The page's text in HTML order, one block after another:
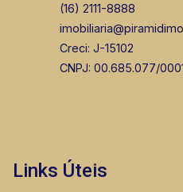
(16) 2111-8888
Creci: J-15102
CNPJ: 00.685.077/
Links Úteis